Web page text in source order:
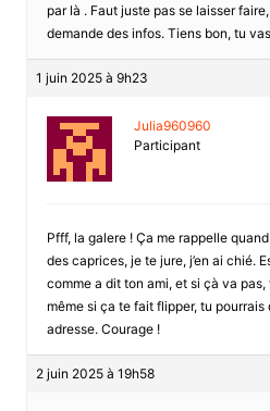
par là . Faut juste pas se laisser
demande des infos. Tiens bon, tu
1 juin 2025 à 9h23
Julia960960
Participant
Pfff, la galere ! Ça me rappelle
des caprices, je te jure, j’en ai chié.
comme a dit ton ami, et si çà va
même si ça te fait flipper, tu
adresse. Courage !
2 juin 2025 à 19h58